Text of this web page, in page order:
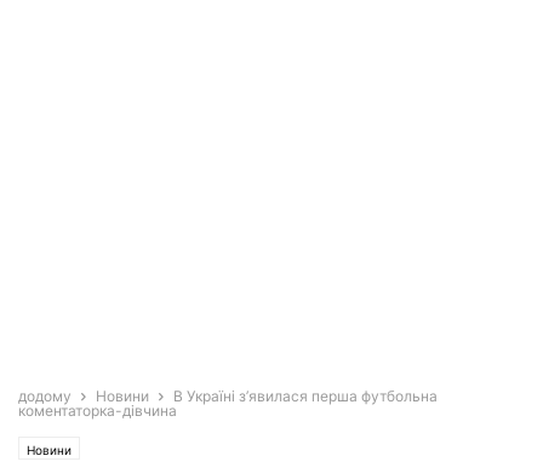
додому Новини
В Україні з’явилася перша футбольна
коментаторка-дівчина
Новини